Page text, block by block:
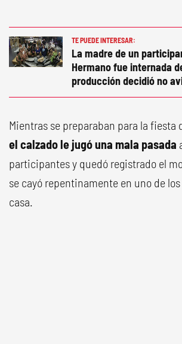
TE PUEDE INTERESAR:
La madre de un
Hermano fue internada
producción decidió no
Mientras se preparaban para la fiesta
el calzado le jugó una mala pasada
participantes y quedó registrado el
se cayó repentinamente en uno de
casa.